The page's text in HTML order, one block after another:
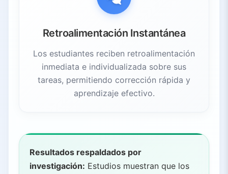
Retroalimentación Instantánea
Los estudiantes reciben retroalimentación
inmediata e individualizada sobre sus
tareas, permitiendo corrección rápida y
aprendizaje efectivo.
Resultados respaldados por
investigación: Estudios muestran que los